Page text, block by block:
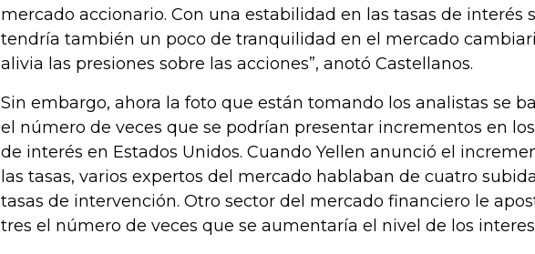
mercado accionario. Con una estabilidad en las tasas de interés
tendría también un poco de tranquilidad en el mercado
alivia las presiones sobre las acciones”, anotó Castellanos.
Sin embargo, ahora la foto que están tomando los analistas se
el número de veces que se podrían presentar incrementos en
de interés en Estados Unidos. Cuando Yellen anunció el
las tasas, varios expertos del mercado hablaban de cuatro
tasas de intervención. Otro sector del mercado financiero le
tres el número de veces que se aumentaría el nivel de los